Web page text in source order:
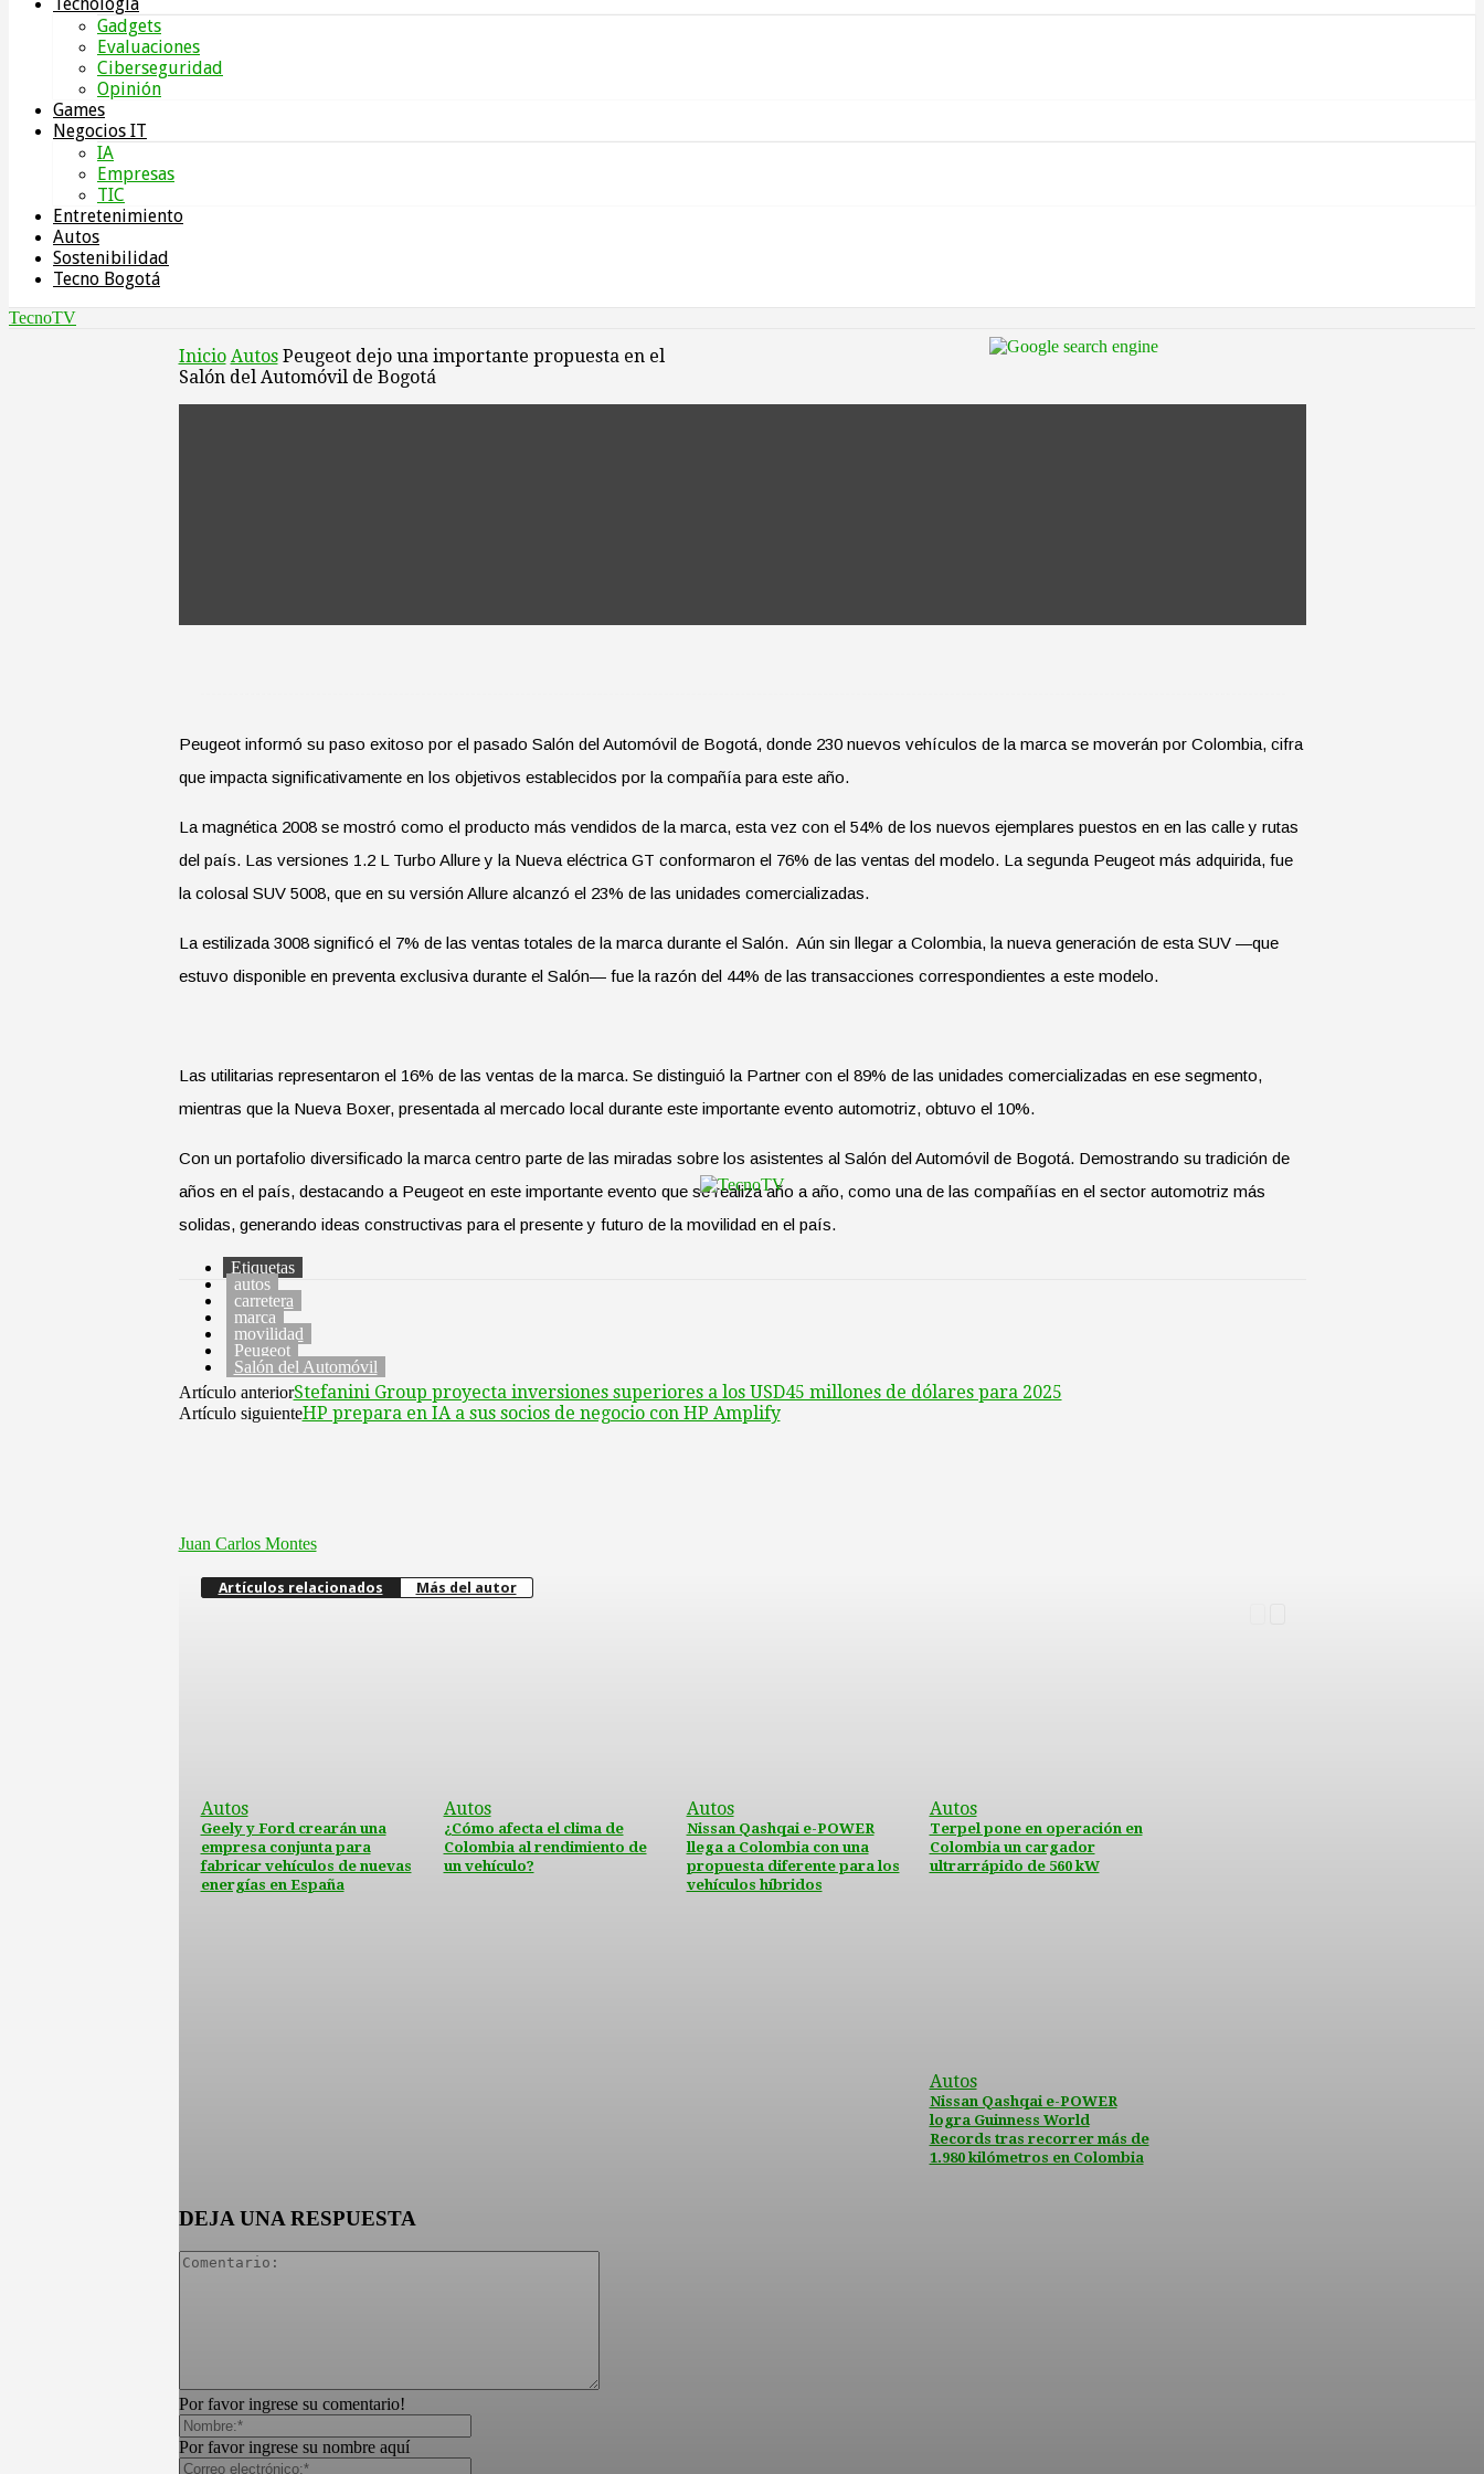
Gadgets
Evaluaciones
Ciberseguridad
Opinión
Games
Negocios IT
IA
Empresas
TIC
Entretenimiento
Autos
Sostenibilidad
Tecno Bogotá
TecnoTV
Inicio Autos Peugeot dejo una importante propuesta en el
Salón del Automóvil de Bogotá
Peugeot informó su paso exitoso por el pasado Salón del Automóvil de Bogotá, donde 230 nuevos vehículos de la marca se moverán por Colombia, cifra
que impacta significativamente en los objetivos establecidos por la compañía para este año.
La magnética 2008 se mostró como el producto más vendidos de la marca, esta vez con el 54% de los nuevos ejemplares puestos en en las calle y rutas
del país. Las versiones 1.2 L Turbo Allure y la Nueva eléctrica GT conformaron el 76% de las ventas del modelo. La segunda Peugeot más adquirida, fue
la colosal SUV 5008, que en su versión Allure alcanzó el 23% de las unidades comercializadas.
La estilizada 3008 significó el 7% de las ventas totales de la marca durante el Salón. Aún sin llegar a Colombia, la nueva generación de esta SUV —que
estuvo disponible en preventa exclusiva durante el Salón— fue la razón del 44% de las transacciones correspondientes a este modelo.
Las utilitarias representaron el 16% de las ventas de la marca. Se distinguió la Partner con el 89% de las unidades comercializadas en ese segmento,
mientras que la Nueva Boxer, presentada al mercado local durante este importante evento automotriz, obtuvo el 10%.
Con un portafolio diversificado la marca centro parte de las miradas sobre los asistentes al Salón del Automóvil de Bogotá. Demostrando su tradición de
años en el país, destacando a Peugeot en este importante evento que se realiza año a año, como una de las compañías en el sector automotriz más
solidas, generando ideas constructivas para el presente y futuro de la movilidad en el país.
Etiquetas
autos
carretera
marca
movilidad
Peugeot
Salón del Automóvil
Artículo anteriorStefanini Group proyecta inversiones superiores a los USD45 millones de dólares para 2025
Artículo siguienteHP prepara en IA a sus socios de negocio con HP Amplify
Juan Carlos Montes
Artículos relacionados Más del autor
Autos
Geely y Ford crearán una
empresa conjunta para
fabricar vehículos de nuevas
energías en España
Autos
¿Cómo afecta el clima de
Colombia al rendimiento de
un vehículo?
Autos
Nissan Qashqai e-POWER
llega a Colombia con una
propuesta diferente para los
vehículos híbridos
Autos
Terpel pone en operación en
Colombia un cargador
ultrarrápido de 560 kW
Autos
Nissan Qashqai e-POWER
logra Guinness World
Records tras recorrer más de
1.980 kilómetros en Colombia
DEJA UNA RESPUESTA
Por favor ingrese su comentario!
Por favor ingrese su nombre aquí